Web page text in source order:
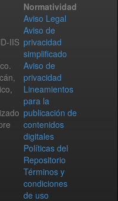
IIS
Normatividad
Aviso Legal
Aviso de
privacidad
simplificado
Aviso de
privacidad
Lineamientos
para la
publicación de
contenidos
digitales
Políticas del
Repositorio
Términos y
condiciones
de uso